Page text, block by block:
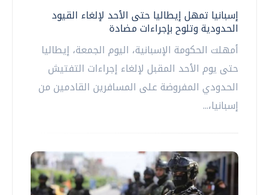
إسبانيا تمهل إيطاليا حتى الأحد لإلغاء القيود
الحدودية وتلوح بإجراءات مضادة
أمهلت الحكومة الإسبانية، اليوم الجمعة، إيطاليا
حتى يوم الأحد المقبل لإلغاء إجراءات التفتيش
الحدودي المفروضة على المسافرين القادمين من
إسبانيا،...